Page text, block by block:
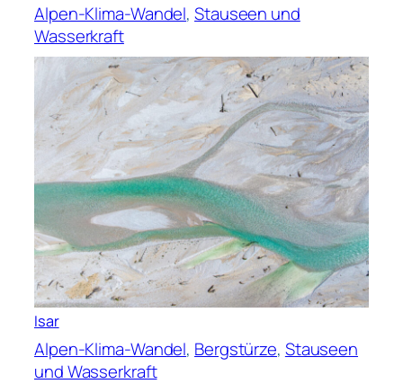
Alpen-Klima-Wandel, Stauseen und
Wasserkraft
Isar
Alpen-Klima-Wandel, Bergstürze, Stauseen
und Wasserkraft